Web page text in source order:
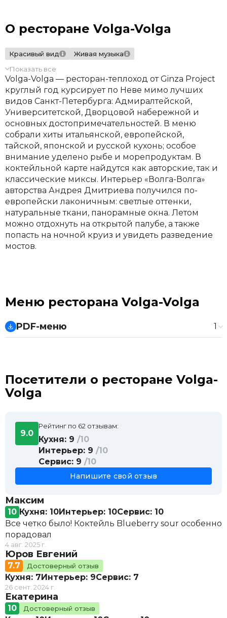
О ресторане Volga-Volga
Красивый вид
Живая музыка
Показать все
Volga-Volga — ресторан-теплоход от Ginza Project
круглый год курсирует по Неве мимо лучших
видов Санкт-Петербурга: Адмиралтейской,
Университетской, Дворцовой набережной и
основных достопримечательностей. В меню
собрали хиты итальянской, европейской,
тайской, японской и русской кухонь; особое
внимание уделено рыбе и морепродуктам. В
коктейльной карте найдутся как авторские, так и
классические миксы. Интерьер «Волга-Волга»
авторства Андрея Дмитриева получился по-
европейски лаконичным: светлые оттенки,
натуральные ткани, панорамные окна. Летом
можно отдохнуть на открытой палубе, а также
попасть на ночной круиз и увидеть разведение
мостов.
Меню ресторана Volga-Volga
PDF-меню
1
Посетители о ресторане Volga-
Volga
9.0
Рейтинг по 62 отзывам:
Кухня: 9 /10
Интерьер: 9 /10
Сервис: 9 /10
Напишите свой отзыв
Максим
10 Кухня: 10Интерьер: 10Сервис: 10
Все четко было! Коктейль Blueberry sour особенно
порадовал
4 авг. 2025 г.
Юров Евгений
7.7 Достоверный отзыв
Кухня: 7Интерьер: 9Сервис: 7
26 сент. 2024 г.
Екатерина
10 Достоверный отзыв